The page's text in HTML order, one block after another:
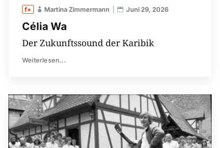
Célia Wa
Martina Zimmermann Juni 29, 2026
Der Zukunftssound der Karibik
Weiterlesen...